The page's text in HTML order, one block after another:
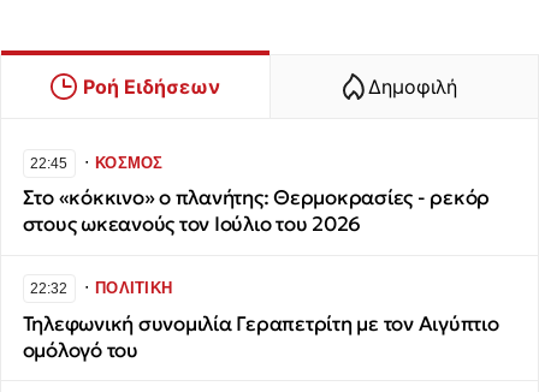
Ροή Ειδήσεων Δημοφιλή
22:45 ∙ΚΟΣΜΟΣ
Στο «κόκκινο» ο πλανήτης: Θερμοκρασίες - ρεκόρ
στους ωκεανούς τον Ιούλιο του 2026
22:32 ∙ΠΟΛΙΤΙΚΗ
Τηλεφωνική συνομιλία Γεραπετρίτη με τον Αιγύπτιο
ομόλογό του